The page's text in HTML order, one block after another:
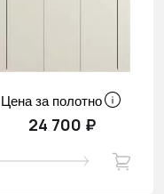
Цена за полотно
24 700 ₽